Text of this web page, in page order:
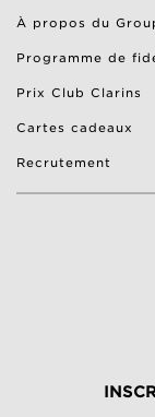
À propos du
Programme de
Prix Club Clarins
Cartes cadeaux
Recrutement